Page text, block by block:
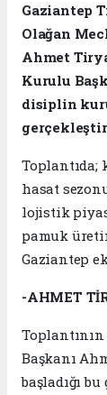
Gaziantep
Olağan
Ahmet
Kurulu
disiplin
Toplantıda;
hasat
lojistik
pamuk
Gaziantep
-AHMET
Toplantının
Başkanı
başladığı